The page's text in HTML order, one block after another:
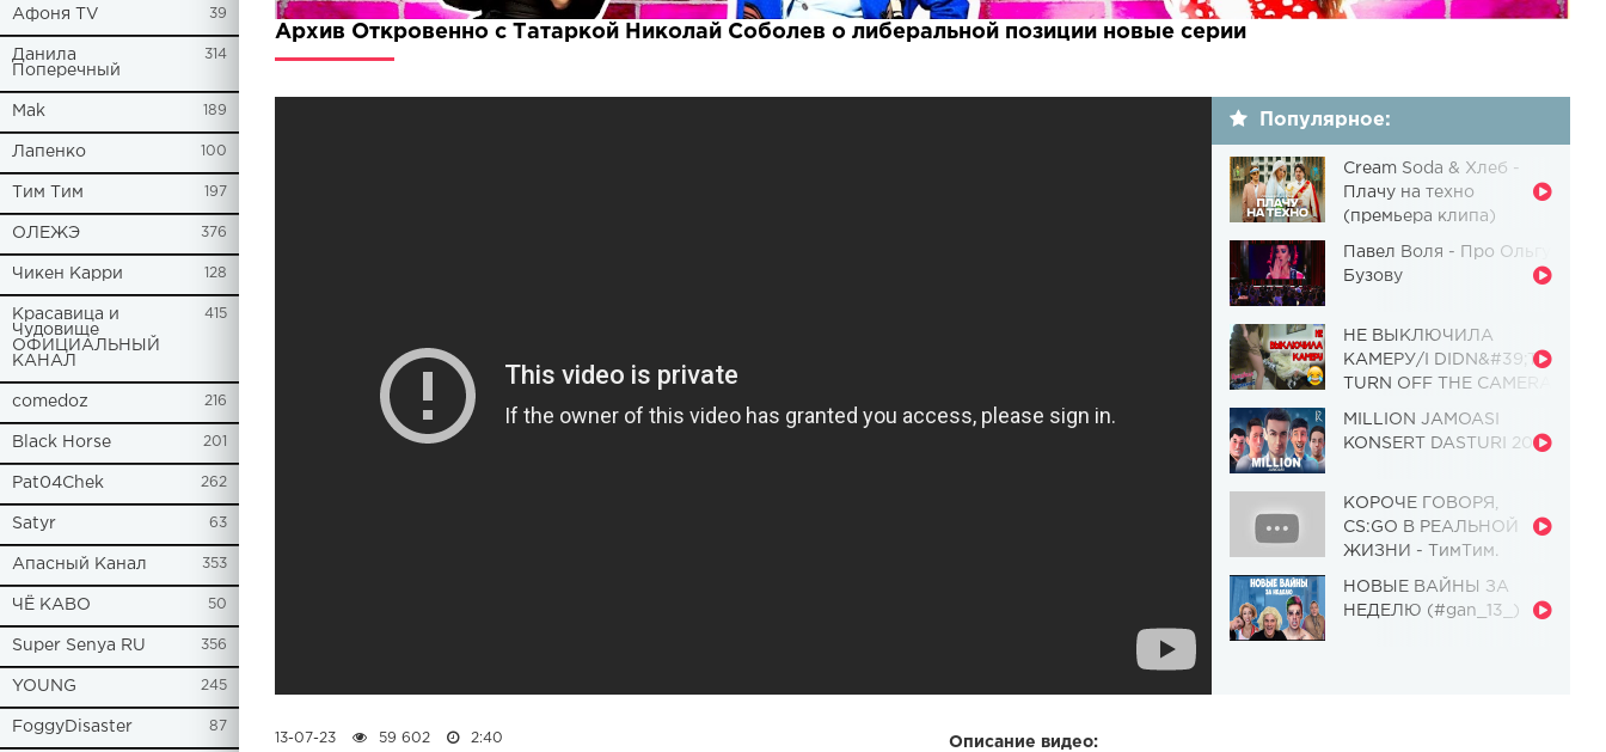
Афоня TV 39
Данила
Поперечный
314
Mak 189
Лапенко 100
Tим Тим 197
ОЛЕЖЭ 376
Чикен Карри 128
Красавица и
Чудовище
ОФИЦИАЛЬНЫЙ
КАНАЛ
415
comedoz 216
Black Horse 201
Pat04Chek 262
Satyr 63
Апасный Канал 353
ЧЁ КАВО 50
Super Senya RU 356
YOUNG 245
FoggyDisaster 87
Архив Откровенно с Татаркой Николай Соболев о либеральной позиции новые серии
Популярное:
Cream Soda & Хлеб -
Плачу на техно
(премьера клипа)
Павел Воля - Про Ольгу
Бузову
НЕ ВЫКЛЮЧИЛА
КАМЕРУ/I DIDN&#39;T
TURN OFF THE CAMERA
Чудовище] (Выпуск 110)
MILLION JAMOASI
KONSERT DASTURI 2019
КОРОЧЕ ГОВОРЯ,
CS:GO В РЕАЛЬНОЙ
ЖИЗНИ - ТимТим.
НОВЫЕ ВАЙНЫ ЗА
НЕДЕЛЮ (#gan_13_)
Описание видео:
13-07-23 59 602 2:40